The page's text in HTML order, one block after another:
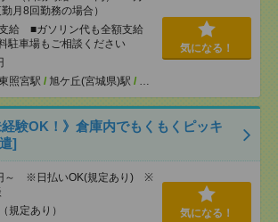
月8回勤務の場合）
給 ■ガソリン代も全額支給
駐車場もご相談ください
照宮駅 / 旭ケ丘(宮城県)駅 / …
気になる！
経験OK！》倉庫内でもくもくピッキ
]
～ ※日払いOK(規定あり) ※
規定あり）
気になる！